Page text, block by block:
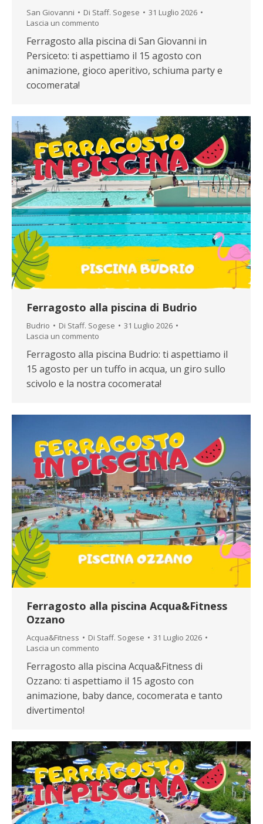
San Giovanni Di Staff. Sogese
31 Luglio 2026
Lascia un commento
Ferragosto alla piscina di San Giovanni in
Persiceto: ti aspettiamo il 15 agosto con
animazione, gioco aperitivo, schiuma party e
cocomerata!
Ferragosto alla piscina di Budrio
Budrio Di Staff. Sogese
31 Luglio 2026
Lascia un commento
Ferragosto alla piscina Budrio: ti aspettiamo il
15 agosto per un tuffo in acqua, un giro sullo
scivolo e la nostra cocomerata!
Ferragosto alla piscina Acqua&Fitness
Ozzano
Acqua&Fitness Di Staff. Sogese
31 Luglio 2026
Lascia un commento
Ferragosto alla piscina Acqua&Fitness di
Ozzano: ti aspettiamo il 15 agosto con
animazione, baby dance, cocomerata e tanto
divertimento!